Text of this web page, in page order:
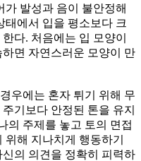
가 발성과 음이 불안정해
태에서 입을 평소보다 크
다. 처음에는 입 모양이
면 자연스러운 모양이 만
우에는 혼자 튀기 위해 무
기보다 안정된 톤을 유지
의 주제를 놓고 토의 면접
해 지나치게 행동하기
의 의견을 정확히 피력하